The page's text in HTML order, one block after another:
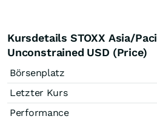
Kursdetails STOXX Asia/
Unconstrained USD (Price)
Börsenplatz
Letzter Kurs
Performance